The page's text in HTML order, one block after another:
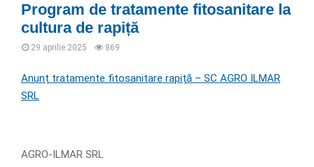
Program de tratamente fitosanitare la
cultura de rapiță
29 aprilie 2025 869
Anunț tratamente fitosanitare rapiță – SC AGRO ILMAR
SRL
AGRO-ILMAR SRL